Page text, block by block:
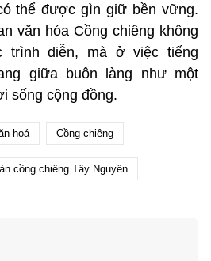
thể được gìn giữ bền vững.
văn hóa Cồng chiêng không
trình diễn, mà ở việc tiếng
giữa buôn làng như một
sống cộng đồng.
hoá Cồng chiêng
cồng chiêng Tây Nguyên